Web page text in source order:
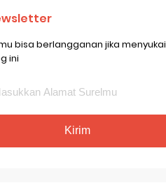
bisa berlangganan jika menyukai
ini